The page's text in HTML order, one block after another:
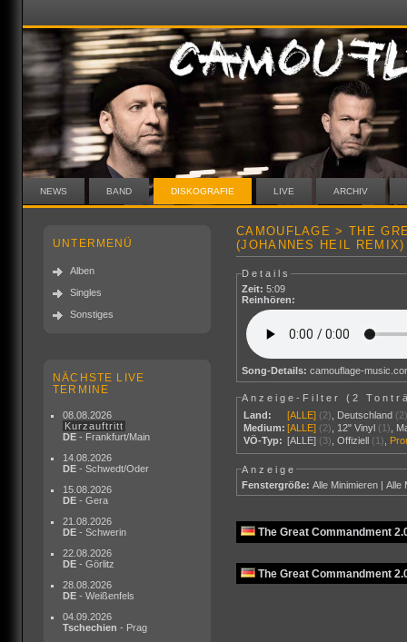
NEWS BAND DISKOGRAFIE LIVE ARCHIV
UNTERMENÜ
Alben
Singles
Sonstiges
NÄCHSTE LIVE
TERMINE
08.08.2026
Kurzauftritt
DE - Frankfurt/Main
14.08.2026
DE - Schwedt/Oder
15.08.2026
DE - Gera
21.08.2026
DE - Schwerin
22.08.2026
DE - Görlitz
28.08.2026
DE - Weißenfels
04.09.2026
Tschechien - Prag
CAMOUFLAGE > THE
(JOHANNES HEIL REMIX)
Details
Zeit: 5:09
Reinhören:
Song-Details: camouflage-
Anzeige-Filter (2
Land:
[ALLE] (2) Deutschland
Medium: [ALLE] (2) 12" Vinyl (1)
VÖ-Typ: [ALLE] (3) ,Offiziell (1)
Anzeige
Fenstergröße: Alle Minimieren |Alle
The Great Commandment
The Great Commandment